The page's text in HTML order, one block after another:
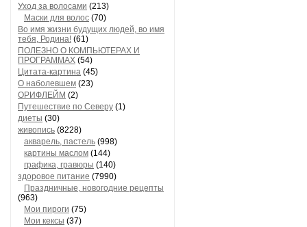
Уход за волосами (213)
Маски для волос (70)
Во имя жизни будущих людей, во имя
тебя, Родина! (61)
ПОЛЕЗНО О КОМПЬЮТЕРАХ И
ПРОГРАММАХ (54)
Цитата-картина (45)
О наболевшем (23)
ОРИФЛЕЙМ (2)
Путешествие по Северу (1)
диеты (30)
живопись (8228)
акварель, пастель (998)
картины маслом (144)
графика, гравюры (140)
здоровое питание (7990)
Праздничные, новогодние рецепты
(963)
Мои пироги (75)
Мои кексы (37)